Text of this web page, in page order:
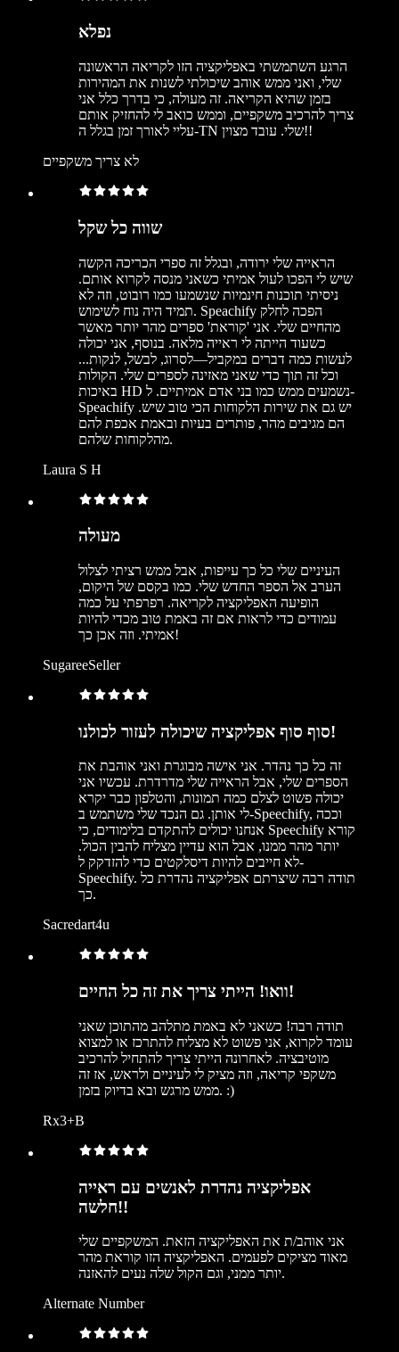
נפלא
הרגע השתמשתי באפליקציה הזו לקריאה הראשונה
שלי, ואני ממש אוהב שיכולתי לשנות את המהירות
בזמן שהיא הקריאה. זה מעולה, כי בדרך כלל אני
צריך להרכיב משקפיים, וממש כואב לי להחזיק אותם
עליי לאורך זמן בגלל ה-TN שלי. עובד מצוין!!
לא צריך משקפיים
שווה כל שקל
הראייה שלי ירודה, ובגלל זה ספרי הכריכה הקשה
שיש לי הפכו לעול אמיתי כשאני מנסה לקרוא אותם.
ניסיתי תוכנות חינמיות שנשמעו כמו רובוט, וזה לא
תמיד היה נוח לשימוש. Speachify הפכה לחלק
מהחיים שלי. אני 'קוראת' ספרים מהר יותר מאשר
כשעוד הייתה לי ראייה מלאה. בנוסף, אני יכולה
לעשות כמה דברים במקביל—לסרוג, לבשל, לנקות...
וכל זה תוך כדי שאני מאזינה לספרים שלי. הקולות
באיכות HD נשמעים ממש כמו בני אדם אמיתיים. ל-
Speachify יש גם את שירות הלקוחות הכי טוב שיש.
הם מגיבים מהר, פותרים בעיות ובאמת אכפת להם
מהלקוחות שלהם.
Laura S H
מעולה
העיניים שלי כל כך עייפות, אבל ממש רציתי לצלול
הערב אל הספר החדש שלי. כמו בקסם של היקום,
הופיעה האפליקציה לקריאה. רפרפתי על כמה
עמודים כדי לראות אם זה באמת טוב מכדי להיות
אמיתי. וזה אכן כך!
SugareeSeller
סוף סוף אפליקציה שיכולה לעזור לכולנו!
זה כל כך נהדר. אני אישה מבוגרת ואני אוהבת את
הספרים שלי, אבל הראייה שלי מדרדרת. עכשיו אני
יכולה פשוט לצלם כמה תמונות, והטלפון כבר יקרא
לי אותן. גם הנכד שלי משתמש ב-Speechify, וככה
אנחנו יכולים להתקדם בלימודים, כי Speechify קורא
יותר מהר ממנו, אבל הוא עדיין מצליח להבין הכול.
לא חייבים להיות דיסלקטים כדי להזדקק ל-
Speechify. תודה רבה שיצרתם אפליקציה נהדרת כל
כך.
Sacredart4u
וואו! הייתי צריך את זה כל החיים!
תודה רבה! כשאני לא באמת מתלהב מהתוכן שאני
עומד לקרוא, אני פשוט לא מצליח להתרכז או למצוא
מוטיבציה. לאחרונה הייתי צריך להתחיל להרכיב
משקפי קריאה, וזה מציק לי לעיניים ולראש, אז זה
ממש מרגש ובא בדיוק בזמן. :)
Rx3+B
אפליקציה נהדרת לאנשים עם ראייה
חלשה!!
אני אוהב/ת את האפליקציה הזאת. המשקפיים שלי
מאוד מציקים לפעמים. האפליקציה הזו קוראת מהר
יותר ממני, וגם הקול שלה נעים להאזנה.
Alternate Number